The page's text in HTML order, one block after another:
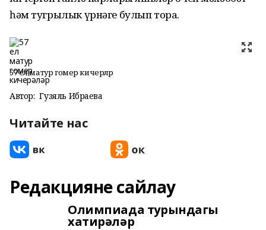
һәм тугрылык үрнәге булып тора.
57 ел матур гомер кичерәләр
Автор: Гузяль Ибраева
Читайте нас
Редакцияне сайлау
Олимпиада турындагы
хатирәләр